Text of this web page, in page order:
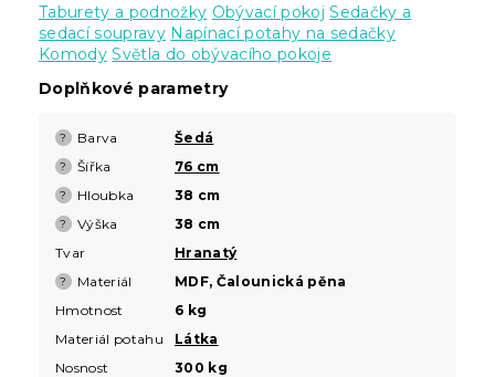
Taburety a podnožky Obývací pokoj Sedačky a
sedací soupravy Napínací potahy na sedačky
Komody Světla do obývacího pokoje
Doplňkové parametry
? Barva Šedá
? Šířka 76 cm
? Hloubka 38 cm
? Výška
38 cm
Tvar
Hranatý
? Materiál
MDF, Čalounická pěna
Hmotnost
6 kg
Materiál potahu
Látka
Nosnost
300 kg